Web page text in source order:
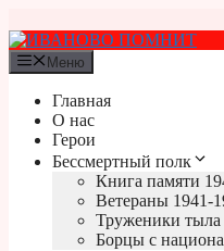
к
содержимому
Меню
Главная
О нас
Герои
Бессмертный полк
Книга памяти
Ветераны 1941-
Труженики тыла
Борцы с